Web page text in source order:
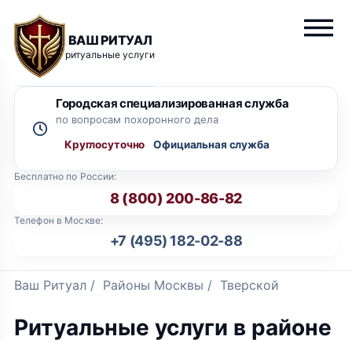
ВАШ РИТУАЛ
ритуальные услуги
Бесплатно по России:
8 (800) 200-86-82
Телефон в Москве:
+7 (495) 182-02-88
Городская специализированная служба
по вопросам похоронного дела
Круглосуточно
Ваш Ритуал / Районы Москвы / Тверской
Ритуальные услуги в районе